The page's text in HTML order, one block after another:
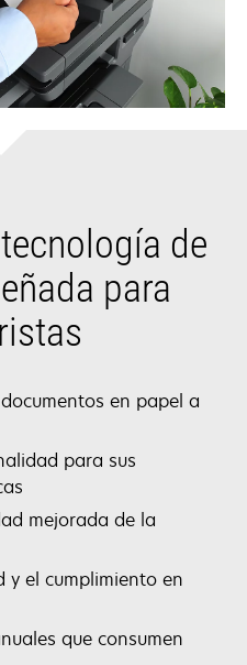
de
para
en papel a
para sus
mejorada de la
y el cumplimiento en
que consumen